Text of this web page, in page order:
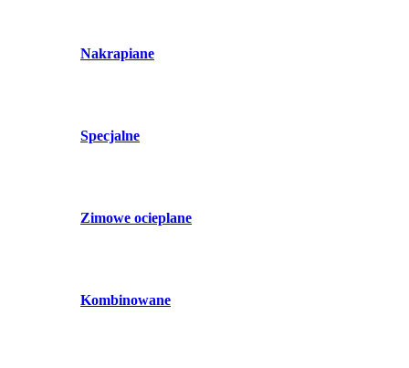
Nakrapiane
Specjalne
Zimowe ocieplane
Kombinowane